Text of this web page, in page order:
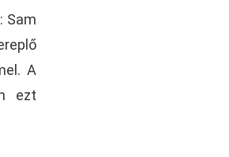
Sam
A
ezt